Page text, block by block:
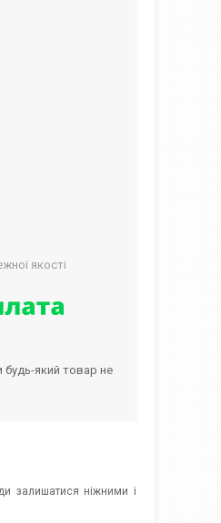
якості
будь-який товар не
залишатися ніжними і